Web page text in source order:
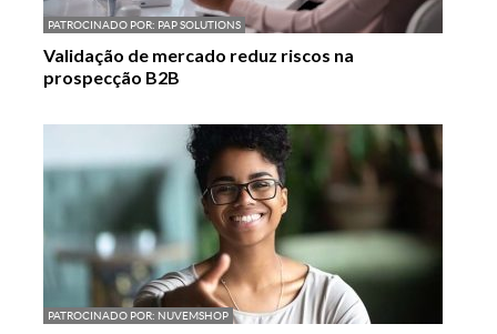
PATROCINADO POR: PAP SOLUTIONS
Validação de mercado reduz riscos na
prospecção B2B
PATROCINADO POR: NUVEMSHOP